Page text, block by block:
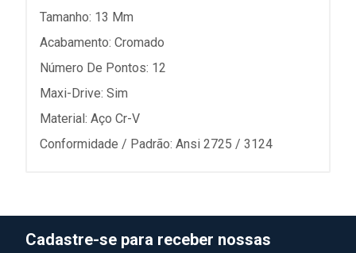
Tamanho: 13 Mm
Acabamento: Cromado
Número De Pontos: 12
Maxi-Drive: Sim
Material: Aço Cr-V
Conformidade / Padrão: Ansi 2725 / 3124
Cadastre-se para receber nossas